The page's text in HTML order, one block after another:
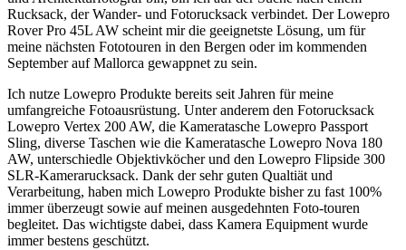
Rucksack, der Wander- und Fotorucksack verbindet. Der Lowepro
Rover Pro 45L AW scheint mir die geeignetste Lösung, um für
meine nächsten Fototouren in den Bergen oder im kommenden
September auf Mallorca gewappnet zu sein.
Ich nutze Lowepro Produkte bereits seit Jahren für meine
umfangreiche Fotoausrüstung. Unter anderem den Fotorucksack
Lowepro Vertex 200 AW, die Kameratasche Lowepro Passport
Sling, diverse Taschen wie die Kameratasche Lowepro Nova 180
AW, unterschiedle Objektivköcher und den Lowepro Flipside 300
SLR-Kamerarucksack. Dank der sehr guten Qualtiät und
Verarbeitung, haben mich Lowepro Produkte bisher zu fast 100%
immer überzeugt sowie auf meinen ausgedehnten Foto-touren
begleitet. Das wichtigste dabei, dass Kamera Equipment wurde
immer bestens geschützt.